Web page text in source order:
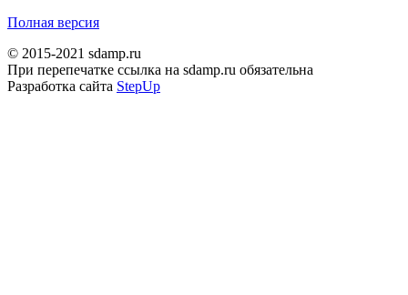
Полная версия
© 2015-2021 sdamp.ru
При перепечатке ссылка на sdamp.ru обязательна
Разработка сайта StepUp